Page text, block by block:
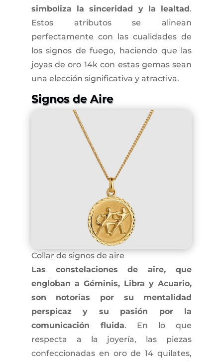
simboliza la sinceridad y la lealtad.
Estos atributos se alinean
perfectamente con las cualidades de
los signos de fuego, haciendo que las
joyas de oro 14k con estas gemas sean
una elección significativa y atractiva.
Signos de Aire
Collar de signos de aire
Las constelaciones de aire, que
engloban a Géminis, Libra y Acuario,
son notorias por su mentalidad
perspicaz y su pasión por la
comunicación fluida. En lo que
respecta a la joyería, las piezas
confeccionadas en oro de 14 quilates,